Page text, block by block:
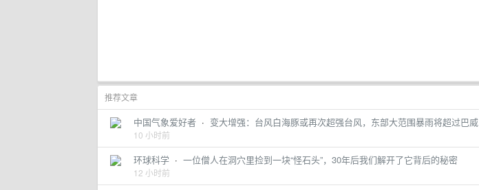
推荐文章
中国气象爱好者 · 变大增强：台风白海豚或再次超强台风，东部大范围暴雨将超过巴威
10 小时前
环球科学 · 一位僧人在洞穴里捡到一块“怪石头”，30年后我们解开了它背后的秘密
12 小时前